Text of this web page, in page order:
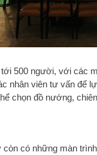
500 người, với các
nhân viên tư vấn để
chọn đồ nướng,
có những màn